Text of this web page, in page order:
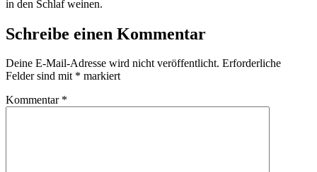
in den Schlaf weinen.
Schreibe einen Kommentar
Deine E-Mail-Adresse wird nicht veröffentlicht. Erforderliche
Felder sind mit * markiert
Kommentar *